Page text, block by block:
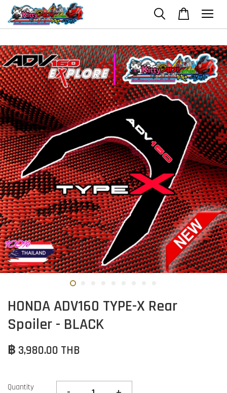
HONDA ADV160 TYPE-X Rear
Spoiler - BLACK
฿ 3,980.00 THB
Quantity